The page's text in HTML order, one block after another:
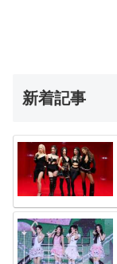
新着記事